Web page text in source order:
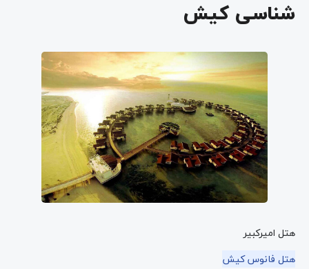
شناسی کیش
هتل امیرکبیر
هتل فانوس کیش